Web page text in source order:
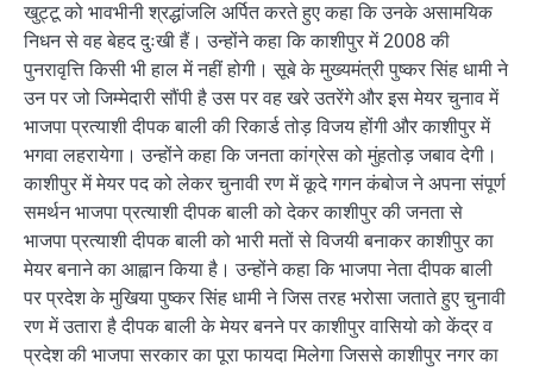
खुट्टू को भावभीनी श्रद्धांजलि अर्पित करते हुए कहा कि उनके असामयिक
निधन से वह बेहद दुःखी हैं। उन्होंने कहा कि काशीपुर में 2008 की
पुनरावृत्ति किसी भी हाल में नहीं होगी। सूबे के मुख्यमंत्री पुष्कर सिंह धामी ने
उन पर जो जिम्मेदारी सौंपी है उस पर वह खरे उतरेंगे और इस मेयर चुनाव में
भाजपा प्रत्याशी दीपक बाली की रिकार्ड तोड़ विजय होंगी और काशीपुर में
भगवा लहरायेगा। उन्होंने कहा कि जनता कांग्रेस को मुंहतोड़ जबाव देगी।
काशीपुर में मेयर पद को लेकर चुनावी रण में कूदे गगन कंबोज ने अपना संपूर्ण
समर्थन भाजपा प्रत्याशी दीपक बाली को देकर काशीपुर की जनता से
भाजपा प्रत्याशी दीपक बाली को भारी मतों से विजयी बनाकर काशीपुर का
मेयर बनाने का आह्वान किया है। उन्होंने कहा कि भाजपा नेता दीपक बाली
पर प्रदेश के मुखिया पुष्कर सिंह धामी ने जिस तरह भरोसा जताते हुए चुनावी
रण में उतारा है दीपक बाली के मेयर बनने पर काशीपुर वासियो को केंद्र व
प्रदेश की भाजपा सरकार का पूरा फायदा मिलेगा जिससे काशीपुर नगर का